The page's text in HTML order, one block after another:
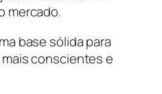
mercado.
base sólida para
conscientes e